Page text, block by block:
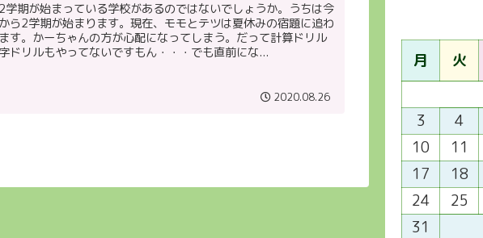
学期が始まっている学校があるのではないでしょうか。うちは今
ら2学期が始まります。現在、モモとテツは夏休みの宿題に追わ
す。かーちゃんの方が心配になってしまう。だって計算ドリル
ドリルもやってないですもん・・・でも直前にな...
2020.08.26
月
火
3
4
10
11
17
18
24
25
31